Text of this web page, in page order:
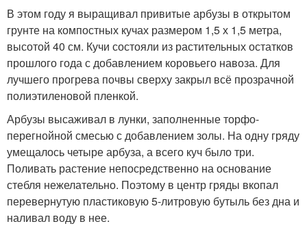
В этом году я выращивал привитые арбузы в открытом
грунте на компостных кучах размером 1,5 х 1,5 метра,
высотой 40 см. Кучи состояли из растительных остатков
прошлого года с добавлением коровьего навоза. Для
лучшего прогрева почвы сверху закрыл всё прозрачной
полиэтиленовой пленкой.
Арбузы высаживал в лунки, заполненные торфо-
перегнойной смесью с добавлением золы. На одну гряду
умещалось четыре арбуза, а всего куч было три.
Поливать растение непосредственно на основание
стебля нежелательно. Поэтому в центр гряды вкопал
перевернутую пластиковую 5-литровую бутыль без дна и
наливал воду в нее.